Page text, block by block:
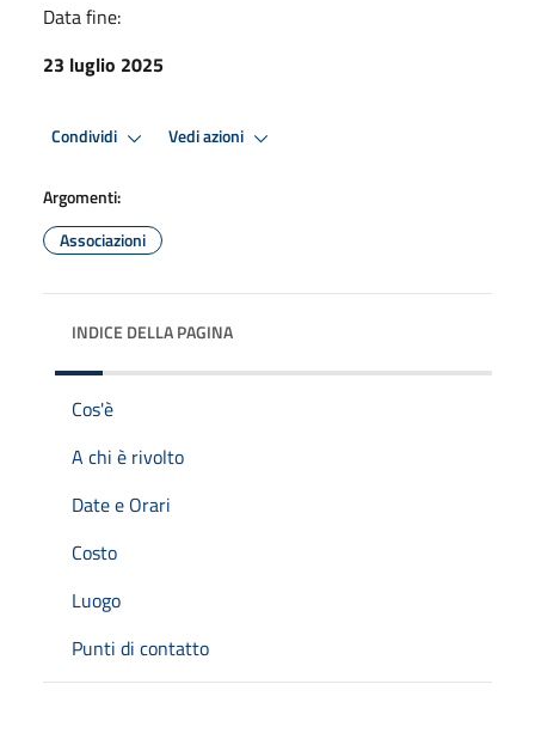
Data fine:
23 luglio 2025
Condividi Vedi azioni
Argomenti:
Associazioni
INDICE DELLA PAGINA
Cos'è
A chi è rivolto
Date e Orari
Costo
Luogo
Punti di contatto